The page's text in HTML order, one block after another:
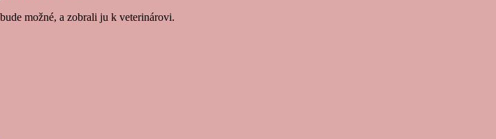
možné, a zobrali ju k veterinárovi.